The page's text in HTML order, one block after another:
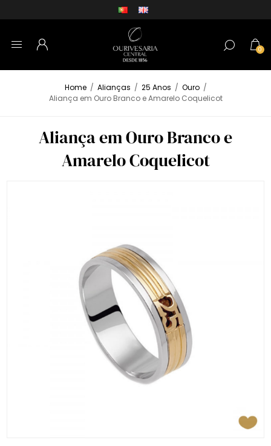
0
Home / Alianças / 25 Anos / Ouro /
Aliança em Ouro Branco e Amarelo Coquelicot
Aliança em Ouro Branco e
Amarelo Coquelicot